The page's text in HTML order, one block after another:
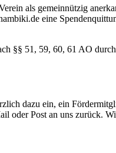
als gemeinnützig
eine
§§ 51, 59, 60, 61 AO
dazu ein, ein
oder Post an uns zurück.